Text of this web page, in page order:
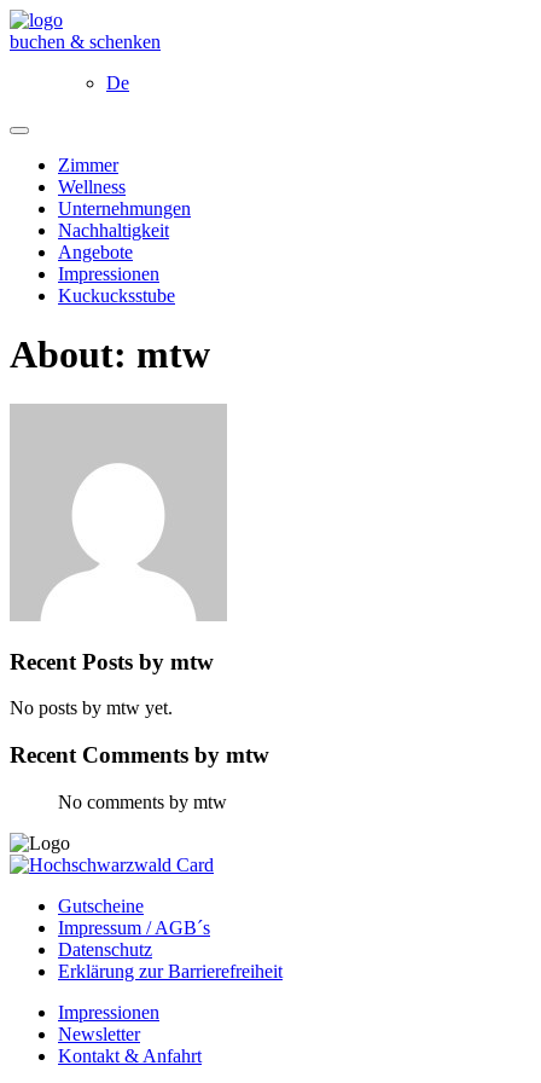
buchen & schenken
De
Zimmer
Wellness
Unternehmungen
Nachhaltigkeit
Angebote
Impressionen
Kuckucksstube
About: mtw
Recent Posts by mtw
No posts by mtw yet.
Recent Comments by mtw
No comments by mtw
Gutscheine
Impressum / AGB´s
Datenschutz
Erklärung zur Barrierefreiheit
Impressionen
Newsletter
Kontakt & Anfahrt